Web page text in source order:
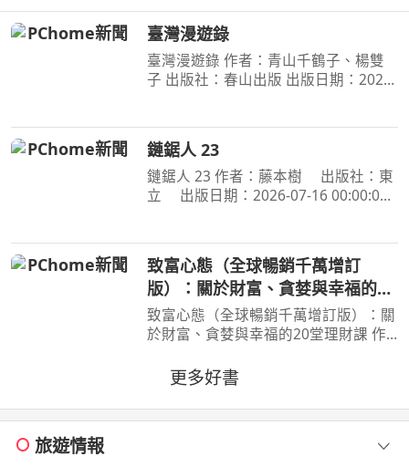
惡魔盤算的恐怖計畫，小死要求淀治出手相助，與此
同時想消除死之惡魔的公安也企圖與淀治接觸。夾在
臺灣漫遊錄
臺灣漫遊錄 作者：青山千鶴子、楊雙
子 出版社：春山出版 出版日期：2020-
華麗面世 「我們一起吃遍臺島吧！」
――青山千鶴子（
鏈鋸人 23
鏈鋸人 23 作者：藤本樹 出版社：東
立 出版日期：2026-07-16 00:00:00
死之惡魔的公安也企圖與淀治接觸。夾
在兩個選項之間感到
致富心態（全球暢銷千萬增訂
版）：關於財富、貪婪與幸福的20
堂理財課
致富心態（全球暢銷千萬增訂版）：關
於財富、貪婪與幸福的20堂理財課 作
文 林俊宏 出版社：天下文化出版社
出版日期：2026-02-02 00:00:00 特
別收錄２篇彩蛋加碼
更多好書
旅遊情報